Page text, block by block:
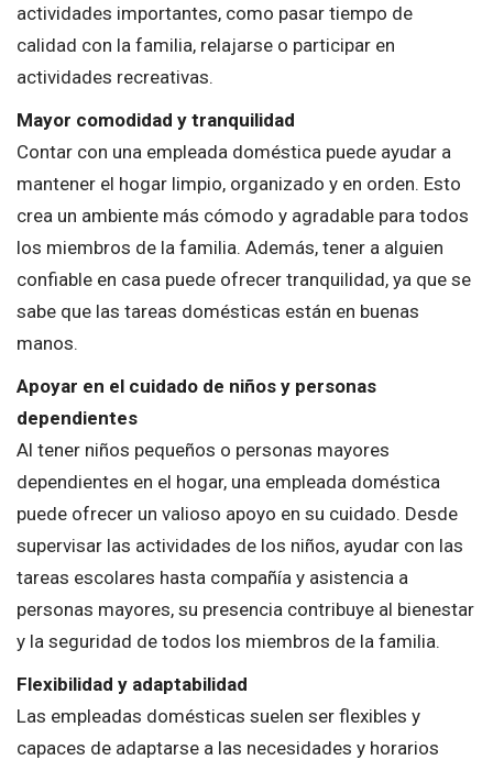
actividades importantes, como pasar tiempo de
calidad con la familia, relajarse o participar en
actividades recreativas.
Mayor comodidad y tranquilidad
Contar con una empleada doméstica puede ayudar a
mantener el hogar limpio, organizado y en orden. Esto
crea un ambiente más cómodo y agradable para todos
los miembros de la familia. Además, tener a alguien
confiable en casa puede ofrecer tranquilidad, ya que se
sabe que las tareas domésticas están en buenas
manos.
Apoyar en el cuidado de niños y personas
dependientes
Al tener niños pequeños o personas mayores
dependientes en el hogar, una empleada doméstica
puede ofrecer un valioso apoyo en su cuidado. Desde
supervisar las actividades de los niños, ayudar con las
tareas escolares hasta compañía y asistencia a
personas mayores, su presencia contribuye al bienestar
y la seguridad de todos los miembros de la familia.
Flexibilidad y adaptabilidad
Las empleadas domésticas suelen ser flexibles y
capaces de adaptarse a las necesidades y horarios